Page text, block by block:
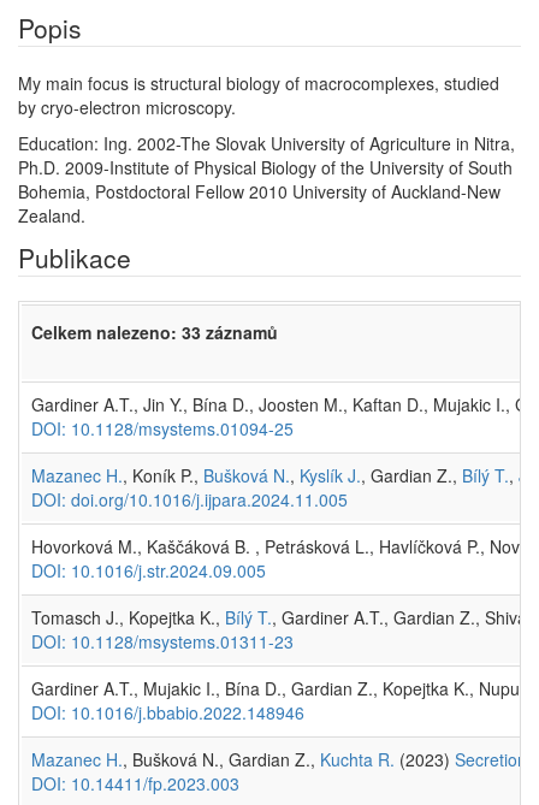
Popis
My main focus is structural biology of macrocomplexes, studied
by cryo-electron microscopy.
Education: Ing. 2002-The Slovak University of Agriculture in Nitra,
Ph.D. 2009-Institute of Physical Biology of the University of South
Bohemia, Postdoctoral Fellow 2010 University of Auckland-New
Zealand.
Publikace
Celkem nalezeno: 33 záznamů
Gardiner A.T., Jin Y., Bína D., Joosten M., Kaftan D., Mujakic I.,
DOI: 10.1128/msystems.01094-25
Mazanec H., Koník P., Bušková N., Kyslík J., Gardian Z., Bílý T.,
DOI: doi.org/10.1016/j.ijpara.2024.11.005
Hovorková M., Kaščáková B. , Petrásková L., Havlíčková P.,
DOI: 10.1016/j.str.2024.09.005
Tomasch J., Kopejtka K., Bílý T., Gardiner A.T., Gardian Z.,
DOI: 10.1128/msystems.01311-23
Gardiner A.T., Mujakic I., Bína D., Gardian Z., Kopejtka K., Nupur
DOI: 10.1016/j.bbabio.2022.148946
Mazanec H., Bušková N., Gardian Z., Kuchta R. (2023) Secretion
DOI: 10.14411/fp.2023.003